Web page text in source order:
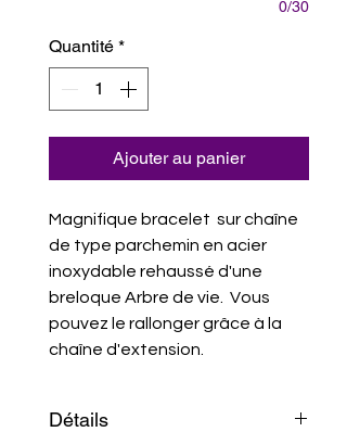
0/30
Quantité *
Ajouter au panier
Magnifique bracelet sur chaîne
de type parchemin en acier
inoxydable rehaussé d'une
breloque Arbre de vie. Vous
pouvez le rallonger grâce à la
chaîne d'extension.
Détails